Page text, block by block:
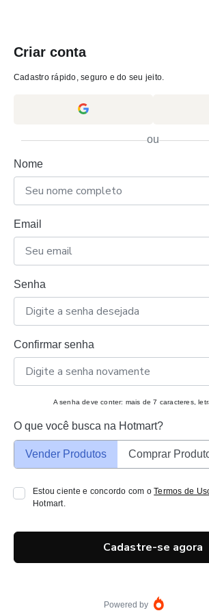
Criar conta
Cadastro rápido, seguro e do seu jeito.
ou
Nome
Email
Senha
Confirmar senha
A senha deve conter: mais de 7 caracteres,
O que você busca na Hotmart?
Vender Produtos Comprar
Estou ciente e concordo com oTermos de
Hotmart.
Cadastre-se agora
Powered by